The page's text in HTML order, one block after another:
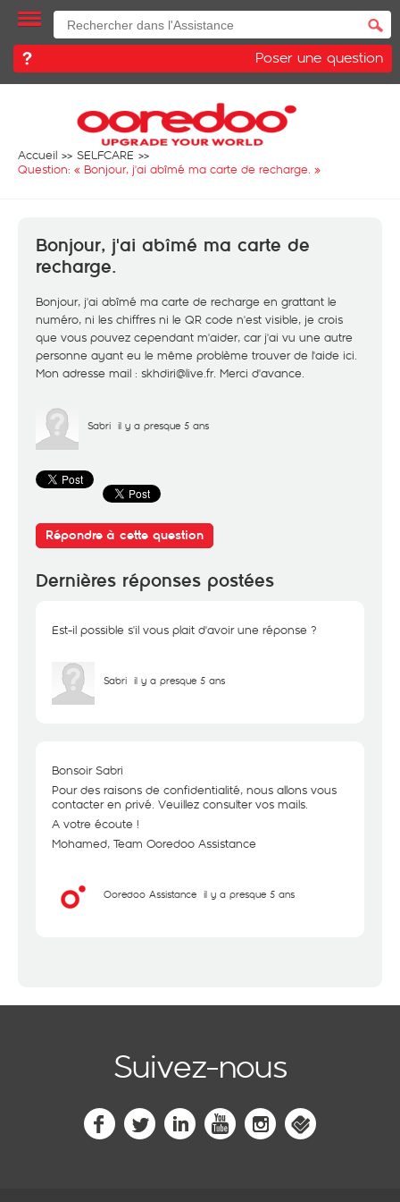
Poser une question
Accueil
SELFCARE
Question: « Bonjour, j'ai abîmé ma carte de recharge. »
Bonjour, j'ai abîmé ma carte de
recharge.
Bonjour, j'ai abîmé ma carte de recharge en grattant le
numéro, ni les chiffres ni le QR code n'est visible, je crois
que vous pouvez cependant m'aider, car j'ai vu une autre
personne ayant eu le même problème trouver de l'aide ici.
Mon adresse mail : skhdiri@live.fr. Merci d'avance.
Sabri il y a presque 5 ans
Répondre à cette question
Dernières réponses postées
Est-il possible s'il vous plait d'avoir une réponse ?
Sabri il y a presque 5 ans
Bonsoir Sabri
Pour des raisons de confidentialité, nous allons vous
contacter en privé. Veuillez consulter vos mails.
A votre écoute !
Mohamed, Team Ooredoo Assistance
Ooredoo Assistance il y a presque 5 ans
Suivez-nous